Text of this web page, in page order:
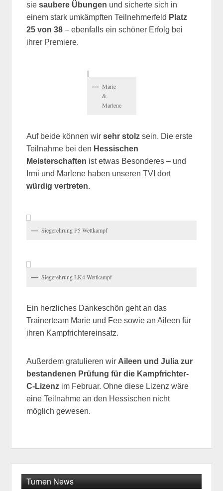
siesaubere Übungen und sicherte sich in
einem stark umkämpften Teilnehmerfeld Platz
25 von 38 – ebenfalls ein schöner Erfolg bei
ihrer Premiere.
Marie
&
Marlene
Auf beide können wirsehr stolz sein. Die erste
Teilnahme bei den Hessischen
Meisterschaften ist etwas Besonderes – und
Irmi und Marlene haben unseren TVI dort
würdig vertreten.
Siegerehrung P5 Wettkampf
Siegerehrung LK4 Wettkampf
Ein herzliches Dankeschön geht an das
Trainerteam Marie und Fee sowie an Aileen für
ihren Kampfrichtereinsatz.
Außerdem gratulieren wir Aileen und Julia zur
bestandenen Prüfung für die Kampfrichter-
C-Lizenz im Februar. Ohne diese Lizenz wäre
eine Teilnahme an den Hessischen nicht
möglich gewesen.
Turnen News